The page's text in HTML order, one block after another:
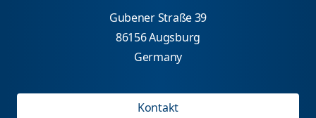
Gubener Straße 39
86156 Augsburg
Germany
Kontakt